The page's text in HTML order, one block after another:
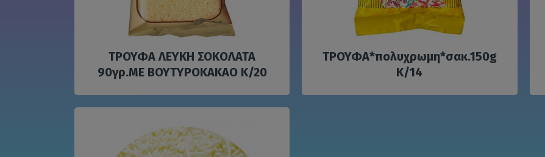
ΤΡΟΥΦΑ ΛΕΥΚΗ ΣΟΚΟΛΑΤΑ
90γρ.ΜΕ ΒΟΥΤΥΡΟΚΑΚΑΟ Κ/20
ΤΡΟΥΦΑ*πολυχρωμη*σακ.150g
Κ/14